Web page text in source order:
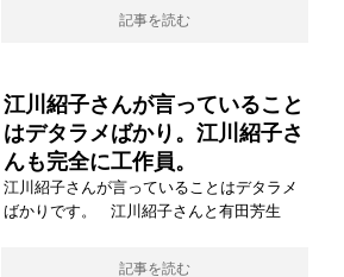
記事を読む
江川紹子さんが言っていること
はデタラメばかり。江川紹子さ
んも完全に工作員。
江川紹子さんが言っていることはデタラメ
ばかりです。 江川紹子さんと有田芳生
記事を読む